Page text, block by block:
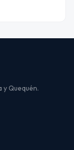
y Quequén.